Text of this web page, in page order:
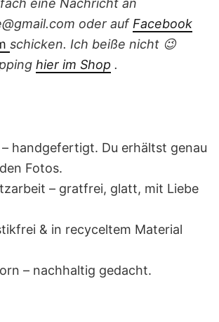
eine Nachricht an
oder auf Facebook
schicken. Ich beiße nicht 😉
hier im Shop .
handgefertigt. Du erhältst genau
Fotos.
– gratfrei, glatt, mit Liebe
& in recyceltem Material
– nachhaltig gedacht.